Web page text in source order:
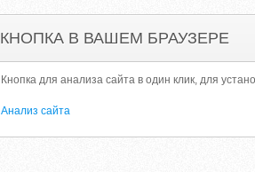
КНОПКА В ВАШЕМ БРАУЗЕРЕ
Кнопка для анализа сайта в один клик, для
Анализ сайта